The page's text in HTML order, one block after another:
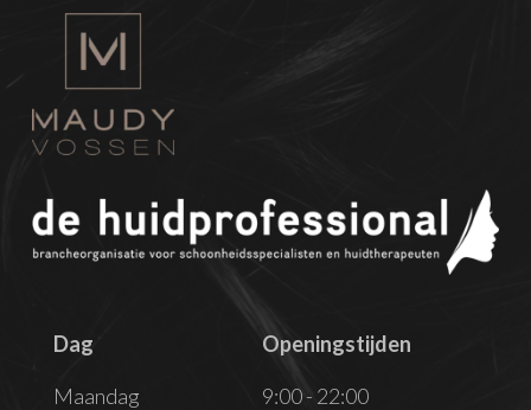
Dag
Openingstijden
Dag
Openingstijden
Maandag
9:00 - 22:00